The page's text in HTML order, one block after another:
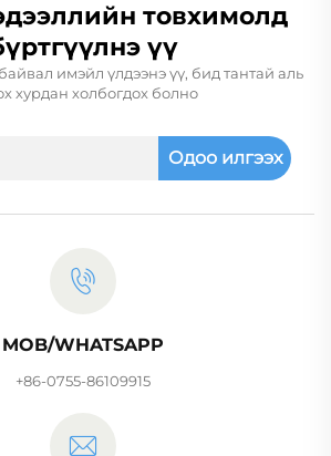
товхимолд
үү
имэйл үлдээнэ үү, бид тантай аль
хурдан холбогдох болно
Одоо илгээх
MOB/WHATSAPP
+86-0755-86109915